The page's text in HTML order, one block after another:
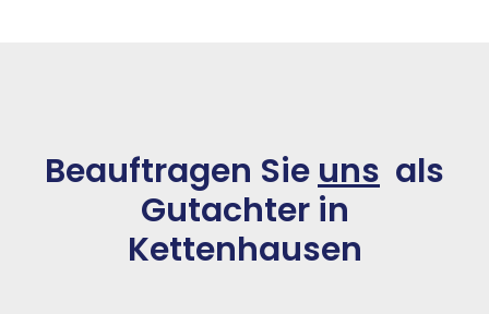
Beauftragen Sie uns als
Gutachter in
Kettenhausen